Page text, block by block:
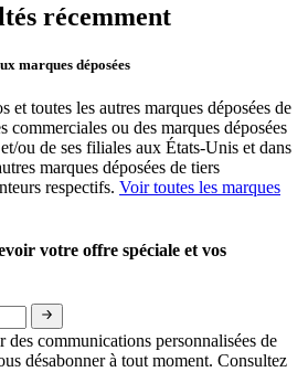
récemment
marques déposées
toutes les autres marques déposées de
commerciales ou des marques déposées
ou de ses filiales aux États-Unis et dans
marques déposées de tiers
respectifs. Voir toutes les marques
votre offre spéciale et vos
des communications personnalisées de
désabonner à tout moment. Consultez